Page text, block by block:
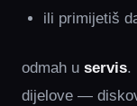
ili primijetiš
odmah u servis.
dijelove —